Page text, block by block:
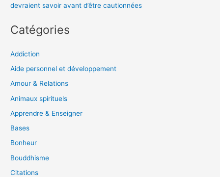
devraient savoir avant d’être cautionnées
Catégories
Addiction
Aide personnel et développement
Amour & Relations
Animaux spirituels
Apprendre & Enseigner
Bases
Bonheur
Bouddhisme
Citations